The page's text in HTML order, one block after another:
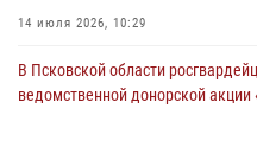
14 июля 2026, 10:29
В Псковской области
ведомственной донорской акции